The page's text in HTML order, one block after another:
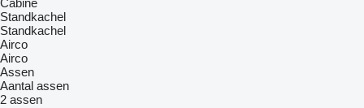
Cabine
Standkachel
Standkachel
Airco
Airco
Assen
Aantal assen
2 assen